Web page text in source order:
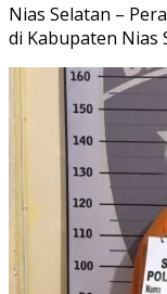
Nias Selatan –
di Kabupaten Nias